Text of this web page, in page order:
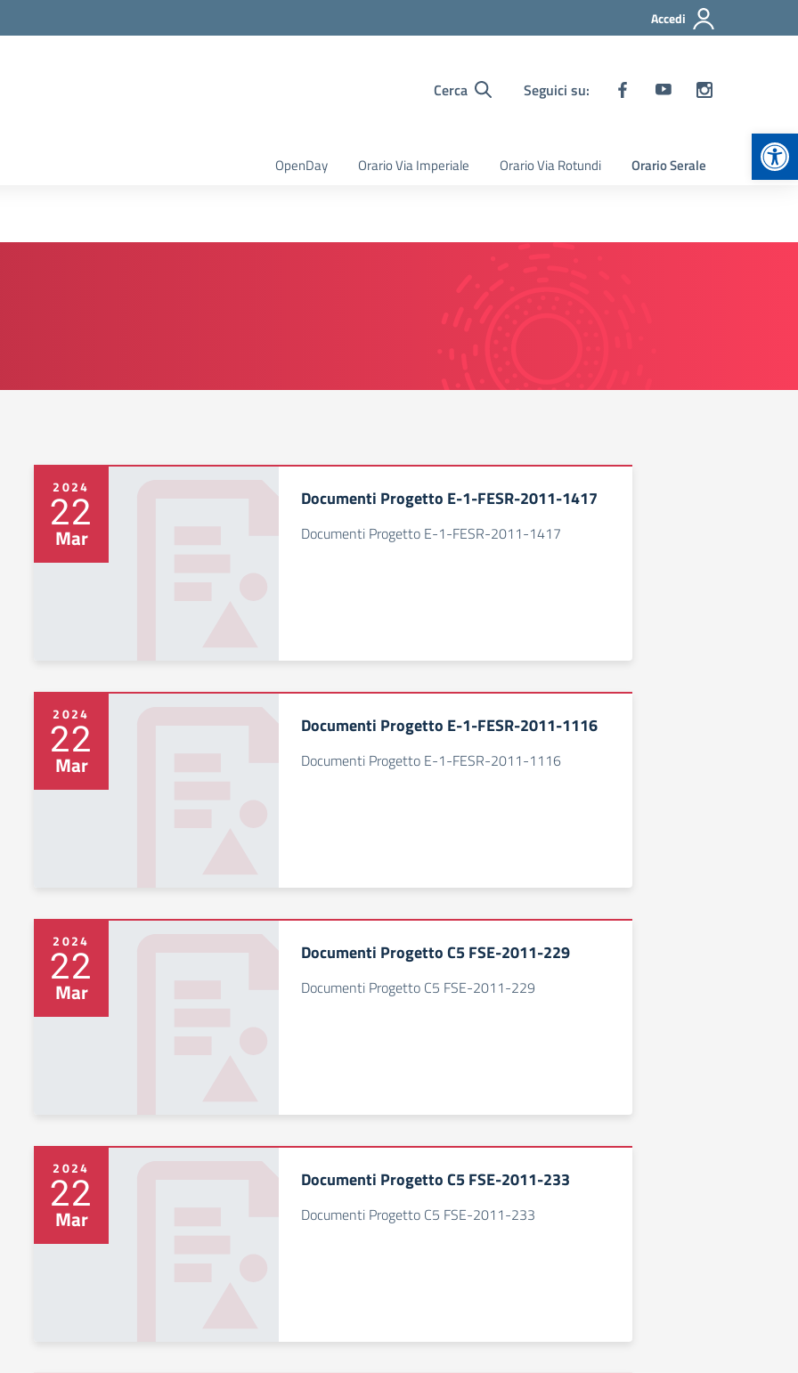
Accedi
Cerca Seguici su:
OpenDay Orario Via Imperiale Orario Via Rotundi Orario Serale
2024
22
Mar
Documenti Progetto E-1-FESR-2011-1417
Documenti Progetto E-1-FESR-2011-1417
2024
22
Mar
Documenti Progetto E-1-FESR-2011-1116
Documenti Progetto E-1-FESR-2011-1116
2024
22
Mar
Documenti Progetto C5 FSE-2011-229
Documenti Progetto C5 FSE-2011-229
2024
22
Mar
Documenti Progetto C5 FSE-2011-233
Documenti Progetto C5 FSE-2011-233